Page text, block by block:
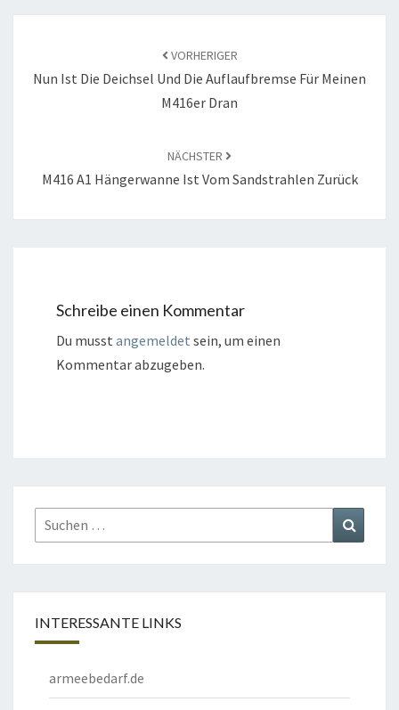
VORHERIGER
Nun Ist Die Deichsel Und Die Auflaufbremse Für Meinen
M416er Dran
NÄCHSTER
M416 A1 Hängerwanne Ist Vom Sandstrahlen Zurück
Schreibe einen Kommentar
Du musst angemeldet sein, um einen
Kommentar abzugeben.
Suchen
nach:
INTERESSANTE LINKS
armeebedarf.de